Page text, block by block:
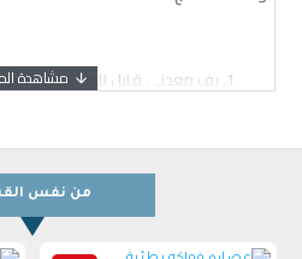
رف معدني قابل للطي لتخزين زجاجات
طلاء مقاوم للصدأ باستخدام
متين وقوي لتحمل وزن الزجاجات.
من نفس